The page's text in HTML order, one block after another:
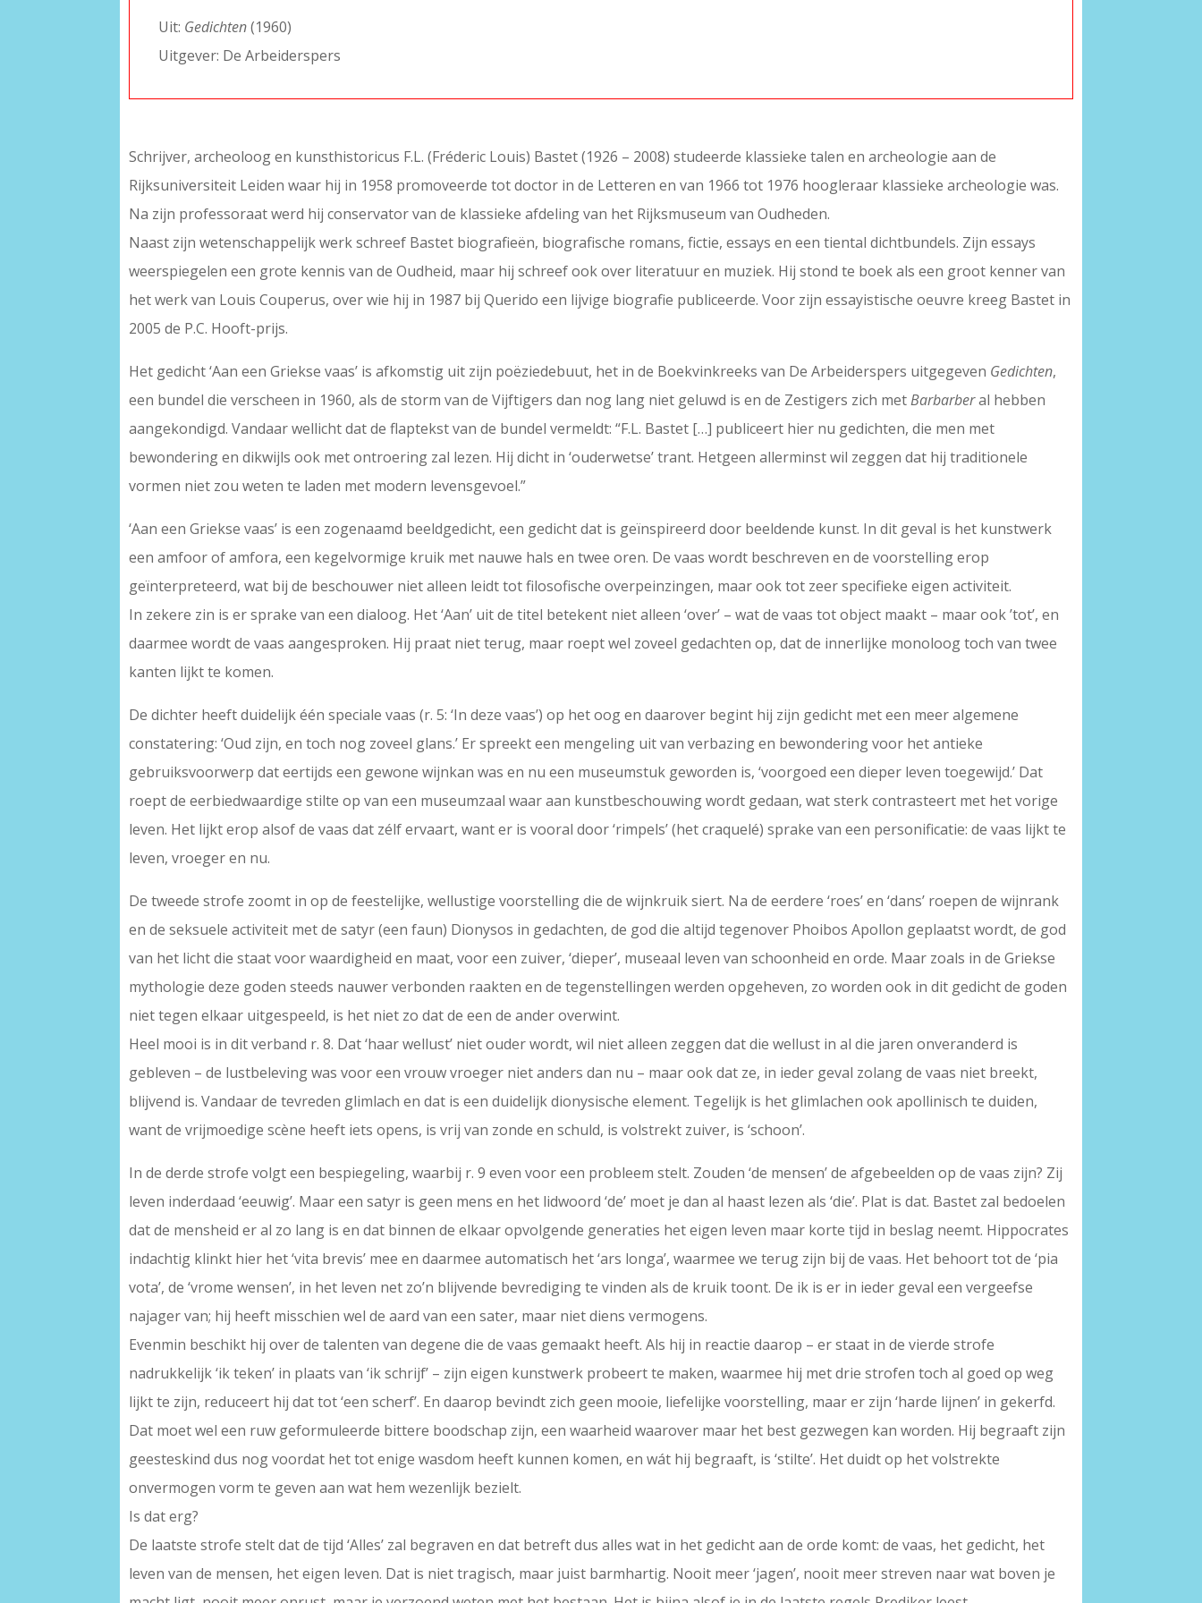
Uit: Gedichten(1960)
Uitgever: De Arbeiderspers
Schrijver, archeoloog en kunsthistoricus F.L. (Fréderic Louis) Bastet (1926 – 2008) studeerde klassieke talen en archeologie aan de
Rijksuniversiteit Leiden waar hij in 1958 promoveerde tot doctor in de Letteren en van 1966 tot 1976 hoogleraar klassieke archeologie was.
Na zijn professoraat werd hij conservator van de klassieke afdeling van het Rijksmuseum van Oudheden.
Naast zijn wetenschappelijk werk schreef Bastet biografieën, biografische romans, fictie, essays en een tiental dichtbundels. Zijn essays
weerspiegelen een grote kennis van de Oudheid, maar hij schreef ook over literatuur en muziek. Hij stond te boek als een groot kenner van
het werk van Louis Couperus, over wie hij in 1987 bij Querido een lijvige biografie publiceerde. Voor zijn essayistische oeuvre kreeg Bastet in
2005 de P.C. Hooft-prijs.
Het gedicht ‘Aan een Griekse vaas’ is afkomstig uit zijn poëziedebuut, het in de Boekvinkreeks van De Arbeiderspers uitgegeven Gedichten,
een bundel die verscheen in 1960, als de storm van de Vijftigers dan nog lang niet geluwd is en de Zestigers zich metBarbarberal hebben
aangekondigd. Vandaar wellicht dat de flaptekst van de bundel vermeldt: “F.L. Bastet […] publiceert hier nu gedichten, die men met
bewondering en dikwijls ook met ontroering zal lezen. Hij dicht in ‘ouderwetse’ trant. Hetgeen allerminst wil zeggen dat hij traditionele
vormen niet zou weten te laden met modern levensgevoel.”
‘Aan een Griekse vaas’ is een zogenaamd beeldgedicht, een gedicht dat is geïnspireerd door beeldende kunst. In dit geval is het kunstwerk
een amfoor of amfora, een kegelvormige kruik met nauwe hals en twee oren. De vaas wordt beschreven en de voorstelling erop
geïnterpreteerd, wat bij de beschouwer niet alleen leidt tot filosofische overpeinzingen, maar ook tot zeer specifieke eigen activiteit.
In zekere zin is er sprake van een dialoog. Het ‘Aan’ uit de titel betekent niet alleen ‘over’ – wat de vaas tot object maakt – maar ook ’tot’, en
daarmee wordt de vaas aangesproken. Hij praat niet terug, maar roept wel zoveel gedachten op, dat de innerlijke monoloog toch van twee
kanten lijkt te komen.
De dichter heeft duidelijk één speciale vaas (r. 5: ‘In deze vaas’) op het oog en daarover begint hij zijn gedicht met een meer algemene
constatering: ‘Oud zijn, en toch nog zoveel glans.’ Er spreekt een mengeling uit van verbazing en bewondering voor het antieke
gebruiksvoorwerp dat eertijds een gewone wijnkan was en nu een museumstuk geworden is, ‘voorgoed een dieper leven toegewijd.’ Dat
roept de eerbiedwaardige stilte op van een museumzaal waar aan kunstbeschouwing wordt gedaan, wat sterk contrasteert met het vorige
leven. Het lijkt erop alsof de vaas dat zélf ervaart, want er is vooral door ‘rimpels’ (het craquelé) sprake van een personificatie: de vaas lijkt te
leven, vroeger en nu.
De tweede strofe zoomt in op de feestelijke, wellustige voorstelling die de wijnkruik siert. Na de eerdere ‘roes’ en ‘dans’ roepen de wijnrank
en de seksuele activiteit met de satyr (een faun) Dionysos in gedachten, de god die altijd tegenover Phoibos Apollon geplaatst wordt, de god
van het licht die staat voor waardigheid en maat, voor een zuiver, ‘dieper’, museaal leven van schoonheid en orde. Maar zoals in de Griekse
mythologie deze goden steeds nauwer verbonden raakten en de tegenstellingen werden opgeheven, zo worden ook in dit gedicht de goden
niet tegen elkaar uitgespeeld, is het niet zo dat de een de ander overwint.
Heel mooi is in dit verband r. 8. Dat ‘haar wellust’ niet ouder wordt, wil niet alleen zeggen dat die wellust in al die jaren onveranderd is
gebleven – de lustbeleving was voor een vrouw vroeger niet anders dan nu – maar ook dat ze, in ieder geval zolang de vaas niet breekt,
blijvend is. Vandaar de tevreden glimlach en dat is een duidelijk dionysische element. Tegelijk is het glimlachen ook apollinisch te duiden,
want de vrijmoedige scène heeft iets opens, is vrij van zonde en schuld, is volstrekt zuiver, is ‘schoon’.
In de derde strofe volgt een bespiegeling, waarbij r. 9 even voor een probleem stelt. Zouden ‘de mensen’ de afgebeelden op de vaas zijn? Zij
leven inderdaad ‘eeuwig’. Maar een satyr is geen mens en het lidwoord ‘de’ moet je dan al haast lezen als ‘die’. Plat is dat. Bastet zal bedoelen
dat de mensheid er al zo lang is en dat binnen de elkaar opvolgende generaties het eigen leven maar korte tijd in beslag neemt. Hippocrates
indachtig klinkt hier het ‘vita brevis’ mee en daarmee automatisch het ‘ars longa’, waarmee we terug zijn bij de vaas. Het behoort tot de ‘pia
vota’, de ‘vrome wensen’, in het leven net zo’n blijvende bevrediging te vinden als de kruik toont. De ik is er in ieder geval een vergeefse
najager van; hij heeft misschien wel de aard van een sater, maar niet diens vermogens.
Evenmin beschikt hij over de talenten van degene die de vaas gemaakt heeft. Als hij in reactie daarop – er staat in de vierde strofe
nadrukkelijk ‘ik teken’ in plaats van ‘ik schrijf’ – zijn eigen kunstwerk probeert te maken, waarmee hij met drie strofen toch al goed op weg
lijkt te zijn, reduceert hij dat tot ‘een scherf’. En daarop bevindt zich geen mooie, liefelijke voorstelling, maar er zijn ‘harde lijnen’ in gekerfd.
Dat moet wel een ruw geformuleerde bittere boodschap zijn, een waarheid waarover maar het best gezwegen kan worden. Hij begraaft zijn
geesteskind dus nog voordat het tot enige wasdom heeft kunnen komen, en wát hij begraaft, is ‘stilte’. Het duidt op het volstrekte
onvermogen vorm te geven aan wat hem wezenlijk bezielt.
Is dat erg?
De laatste strofe stelt dat de tijd ‘Alles’ zal begraven en dat betreft dus alles wat in het gedicht aan de orde komt: de vaas, het gedicht, het
leven van de mensen, het eigen leven. Dat is niet tragisch, maar juist barmhartig. Nooit meer ‘jagen’, nooit meer streven naar wat boven je